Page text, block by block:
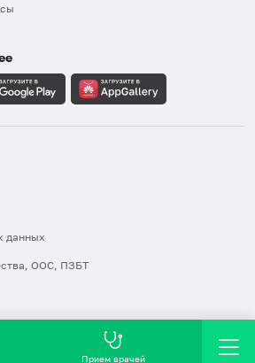
данных
ООС, ПЗБТ
Прием врачей